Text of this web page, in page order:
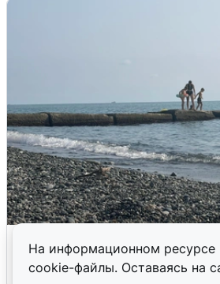
На информационном ресурсе
cookie-файлы. Оставаясь на
6 августа 0